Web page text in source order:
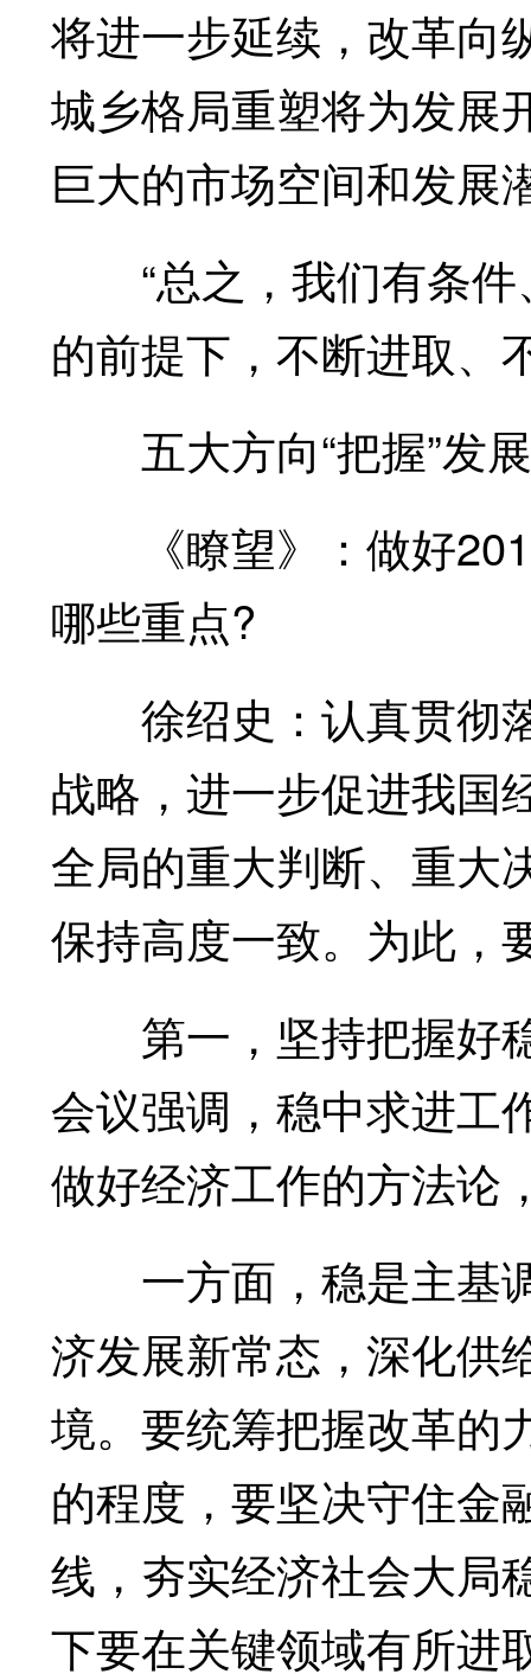
将进一步延续，改革向
城乡格局重塑将为发展
巨大的市场空间和发展
“总之，我们有条件
的前提下，不断进取、
五大方向“把握”发
《瞭望》：做好
哪些重点?
徐绍史：认真贯彻
战略，进一步促进我国
全局的重大判断、重大
保持高度一致。为此，
第一，坚持把握好
会议强调，稳中求进工
做好经济工作的方法论
一方面，稳是主基
济发展新常态，深化供
境。要统筹把握改革的
的程度，要坚决守住金
线，夯实经济社会大局
下要在关键领域有所进